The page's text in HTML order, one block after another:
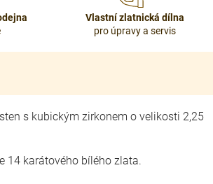
Vlastní zlatnická dílna
pro úpravy a servis
s kubickým zirkonem o velikosti 2,25
14 karátového bílého zlata.